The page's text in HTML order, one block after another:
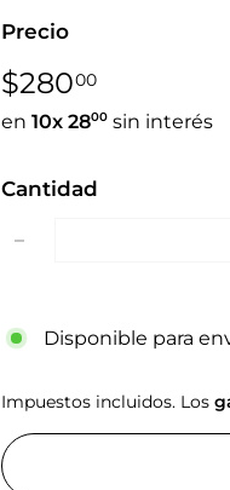
Precio
Precio
habitual
$28000$280,00
en 10x 2800 sin interés
Cantidad
Disponible para
Impuestos incluidos. Los